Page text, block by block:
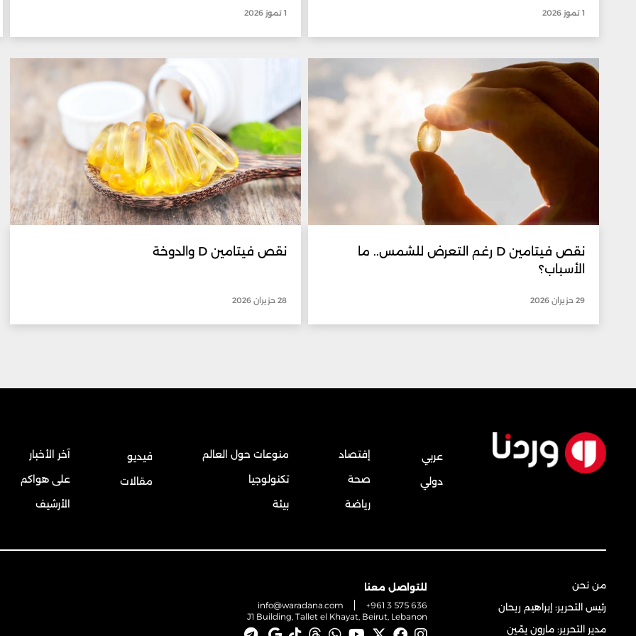
1 تموز 2026 1 تموز 2026
نقص فيتامين D رغم التعرض للشمس.. ما
الأسباب؟
29 حزيران 2026
نقص فيتامين D والدوخة
28 حزيران 2026
عربي
دولي
إقتصاد
صحة
رياضة
منوعات حول العالم
تكنولوجيا
بيئة
فيديو
مقالات
آخر الأخبار
على هواكم
الأرشيف
من نحن
رئيس التحرير: إبراهيم ريحان
مدير التحرير: مارون يمّين
للتواصل معنا
info@waradana.com
+961 3 575 636
J1 Building, Tallet el Khayat, Beirut, Lebanon